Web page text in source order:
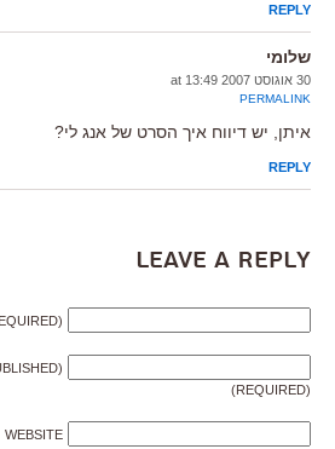
REPLY
שלומי
30 אוגוסט 2007 at 13:49
PERMALINK
איתן, יש דיווח איך הסרט של אנג לי?
REPLY
Leave a Reply
(REQUIRED)
WEBSITE